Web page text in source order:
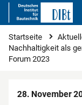
Sie sind hier
Startseite
Nachhaltigkeit als
Forum 2023
28. November